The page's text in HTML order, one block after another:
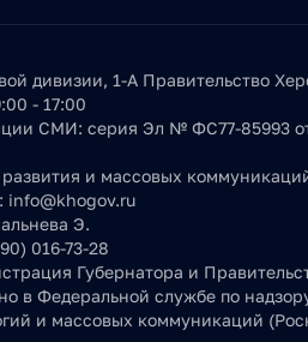
дивизии, 1-А Правительство
- 17:00
СМИ: серия Эл № ФС77-85993
и массовых
info@khogov.ru
Э.
016-73-28
Губернатора и
в Федеральной службе по
и массовых коммуникаций